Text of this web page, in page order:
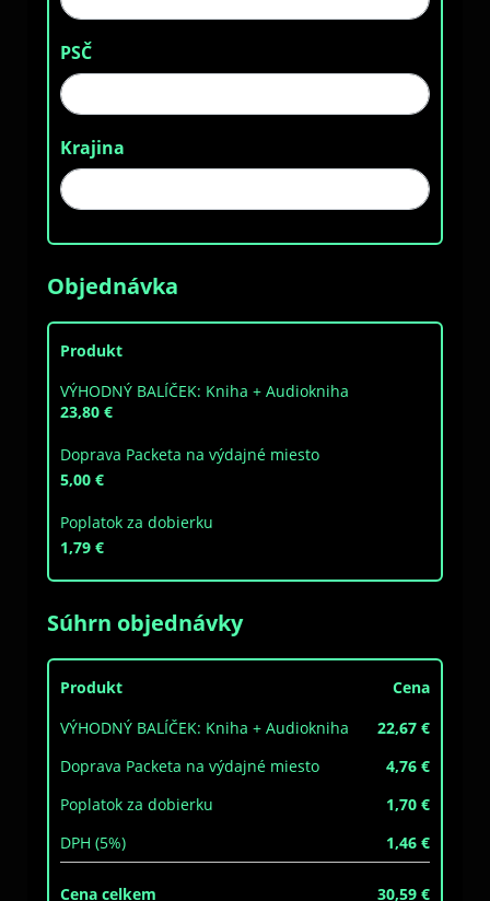
PSČ
Krajina
Objednávka
Produkt
VÝHODNÝ BALÍČEK: Kniha + Audiokniha
23,80 €
Doprava Packeta na výdajné miesto
5,00 €
Poplatok za dobierku
1,79 €
Súhrn objednávky
Produkt
Cena
VÝHODNÝ BALÍČEK: Kniha + Audiokniha
22,67 €
Doprava Packeta na výdajné miesto
4,76 €
Poplatok za dobierku
1,70 €
DPH (5%)
1,46 €
Cena celkem 30,59 €